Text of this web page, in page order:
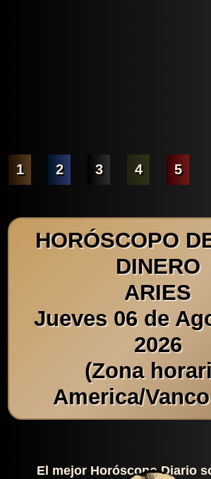
1 2 3 4 5
HORÓSCOPO
DINERO
ARIES
Jueves 06 de
2026
(Zona
America/
El mejor Horóscopo Diario